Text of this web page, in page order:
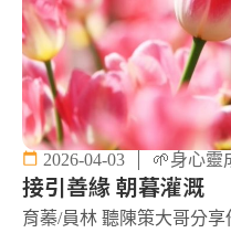
2026-04-03 🌱身心靈
接引善緣 朝暮灌溉
育蓁/員林 聽陳策大哥分